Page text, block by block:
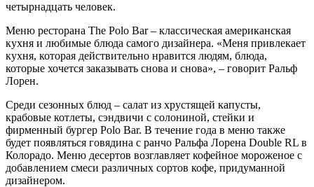
четырнадцать человек.
Меню ресторана The Polo Bar – классическая американская
кухня и любимые блюда самого дизайнера. «Меня привлекает
кухня, которая действительно нравится людям, блюда,
которые хочется заказывать снова и снова», – говорит Ральф
Лорен.
Среди сезонных блюд – салат из хрустящей капусты,
крабовые котлеты, сэндвичи с солониной, стейки и
фирменный бургер Polo Bar. В течение года в меню также
будет появляться говядина с ранчо Ральфа Лорена Double RL в
Колорадо. Меню десертов возглавляет кофейное мороженое с
добавлением смеси различных сортов кофе, придуманной
дизайнером.